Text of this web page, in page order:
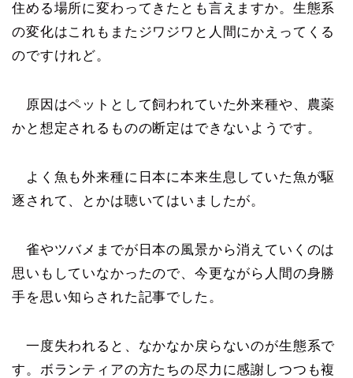
住める場所に変わってきたとも言えますか。生態系
の変化はこれもまたジワジワと人間にかえってくる
のですけれど。
原因はペットとして飼われていた外来種や、農薬
かと想定されるものの断定はできないようです。
よく魚も外来種に日本に本来生息していた魚が駆
逐されて、とかは聴いてはいましたが。
雀やツバメまでが日本の風景から消えていくのは
思いもしていなかったので、今更ながら人間の身勝
手を思い知らされた記事でした。
一度失われると、なかなか戻らないのが生態系で
す。ボランティアの方たちの尽力に感謝しつつも複